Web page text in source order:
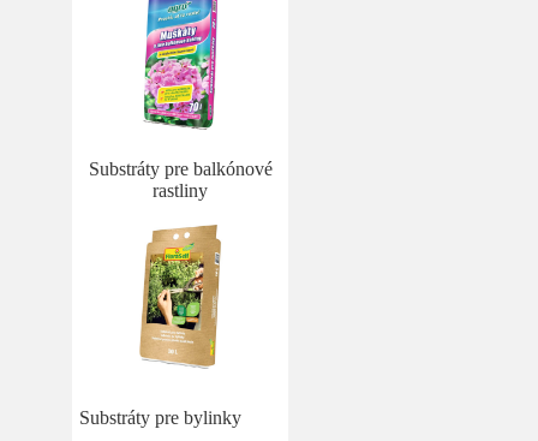
Substráty pre balkónové
rastliny
Substráty pre bylinky